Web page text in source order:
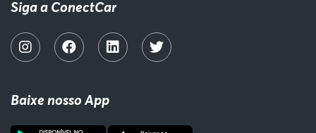
Siga a ConectCar
Baixe nosso App